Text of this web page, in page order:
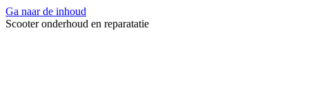
Ga naar de inhoud
Scooter onderhoud en reparatatie